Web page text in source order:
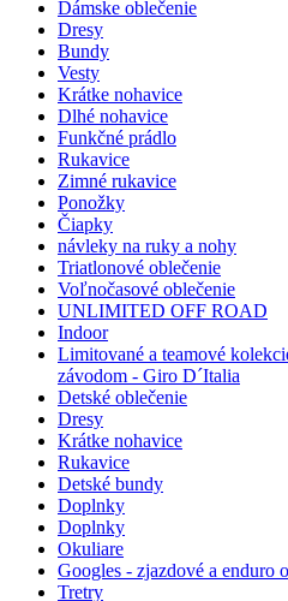
Dámske oblečenie
Dresy
Bundy
Vesty
Krátke nohavice
Dlhé nohavice
Funkčné prádlo
Rukavice
Zimné rukavice
Ponožky
Čiapky
návleky na ruky a nohy
Triatlonové oblečenie
Voľnočasové oblečenie
UNLIMITED OFF ROAD
Indoor
Limitované a teamové
závodom - Giro D´Italia
Detské oblečenie
Dresy
Krátke nohavice
Rukavice
Detské bundy
Doplnky
Doplnky
Okuliare
Googles - zjazdové a enduro
Tretry